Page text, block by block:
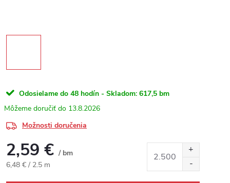
Odosielame do 48 hodín - Skladom: 617,5 bm
13.8.2026
Možnosti doručenia
2,59 € / bm
Jednotková cena:
6,48 € / 2.5 m